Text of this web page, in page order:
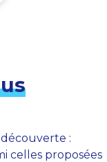
:
celles proposées